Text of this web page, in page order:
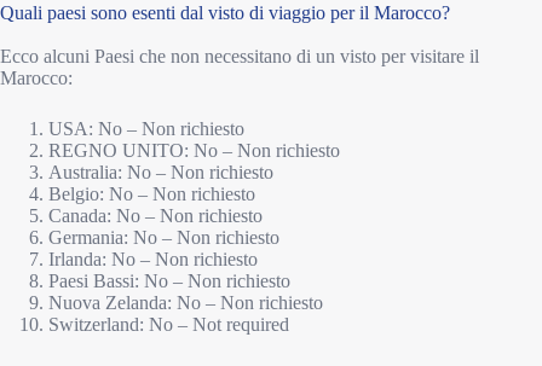
Quali paesi sono esenti dal visto di viaggio per il Marocco?
Ecco alcuni Paesi che non necessitano di un visto per visitare il
Marocco:
USA: No – Non richiesto
REGNO UNITO: No – Non richiesto
Australia: No – Non richiesto
Belgio: No – Non richiesto
Canada: No – Non richiesto
Germania: No – Non richiesto
Irlanda: No – Non richiesto
Paesi Bassi: No – Non richiesto
Nuova Zelanda: No – Non richiesto
Switzerland: No – Not required